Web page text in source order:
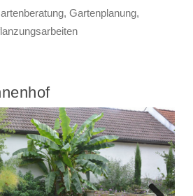
Gartenplanung,